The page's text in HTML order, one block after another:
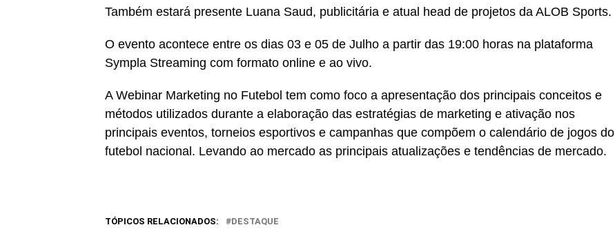
Também estará presente Luana Saud, publicitária e atual head de projetos da ALOB Sports.
O evento acontece entre os dias 03 e 05 de Julho a partir das 19:00 horas na plataforma
Sympla Streaming com formato online e ao vivo.
A Webinar Marketing no Futebol tem como foco a apresentação dos principais conceitos e
métodos utilizados durante a elaboração das estratégias de marketing e ativação nos
principais eventos, torneios esportivos e campanhas que compõem o calendário de jogos do
futebol nacional. Levando ao mercado as principais atualizações e tendências de mercado.
TÓPICOS RELACIONADOS: DESTAQUE